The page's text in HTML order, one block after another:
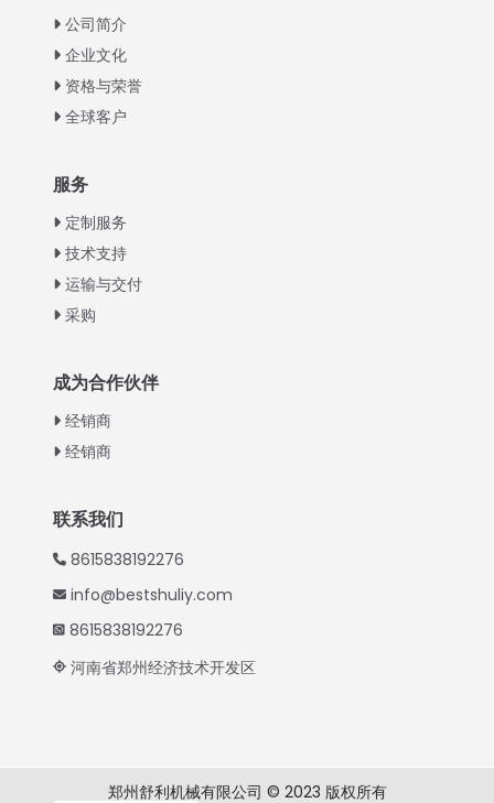
公司简介
企业文化
资格与荣誉
全球客户
服务
定制服务
技术支持
运输与交付
采购
成为合作伙伴
经销商
经销商
联系我们
8615838192276
info@bestshuliy.com
8615838192276
河南省郑州经济技术开发区
郑州舒利机械有限公司 © 2023 版权所有
English
Vietnamese
Thai
Turkish
Swahili
Urdu
Greek